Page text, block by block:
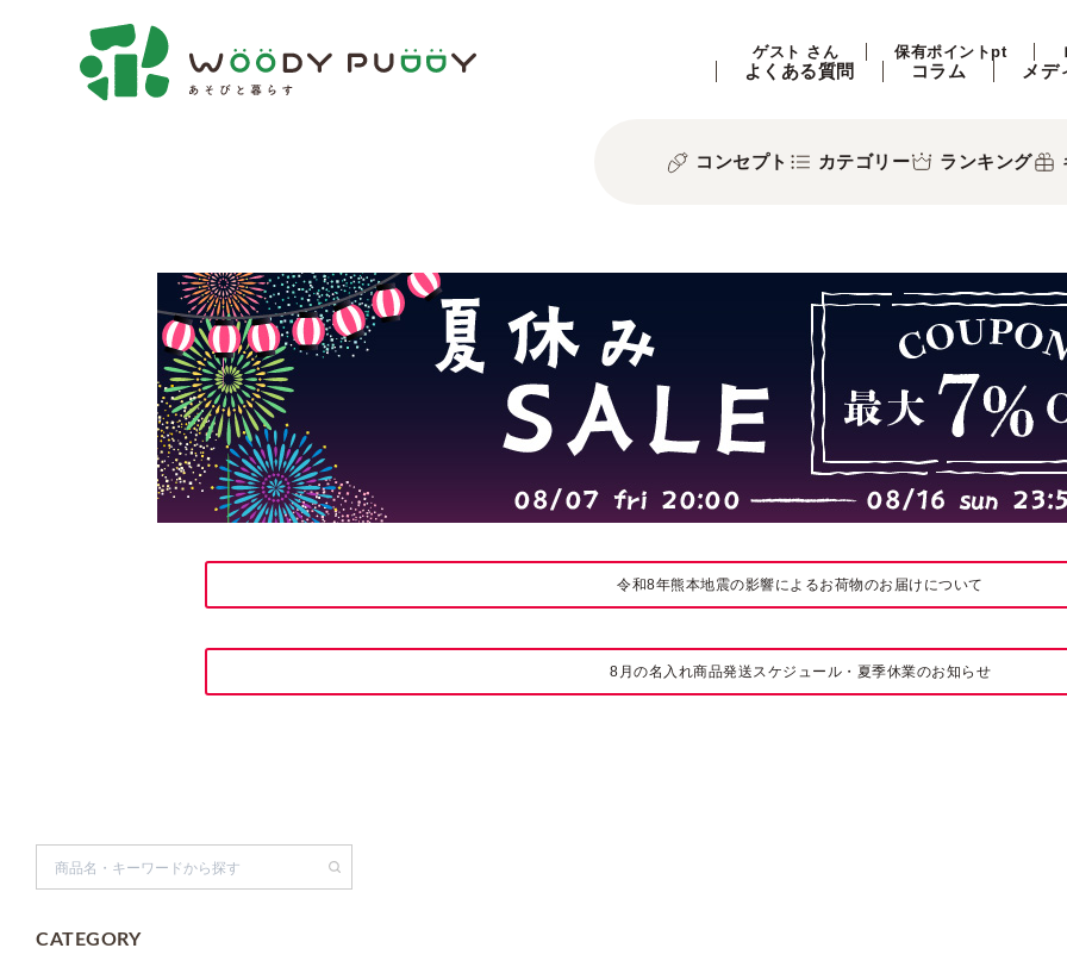
ゲスト さん 保有ポイントpt
よくある質問 コラム メデ
コンセプト カテゴリー ランキング
令和8年熊本地震の影響によるお荷物のお届けについて
8月の名入れ商品発送スケジュール・夏季休業のお知らせ
CATEGORY